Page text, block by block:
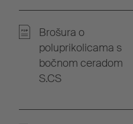
Brošura o
poluprikolicama s
bočnom ceradom
S.CS